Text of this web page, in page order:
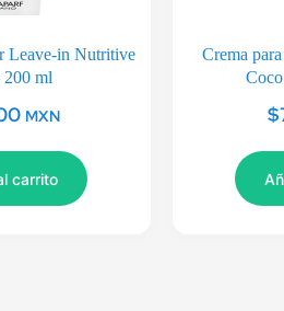
Leave-in Nutritive
ml
MXN
carrito
Crema
$